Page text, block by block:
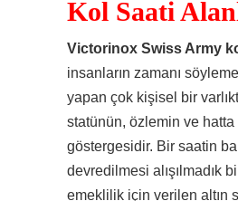
Kol Saati
Victorinox Swiss Army
insanların zamanı
yapan çok kişisel bir
statünün, özlemin ve
göstergesidir. Bir saatin
devredilmesi alışılmadık
emeklilik için verilen altın